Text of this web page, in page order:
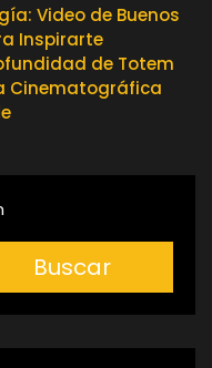
Video de Buenos
Inspirarte
de Totem
Cinematográfica
Buscar